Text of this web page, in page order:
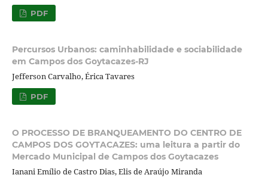
PDF
Percursos Urbanos: caminhabilidade e sociabilidade
em Campos dos Goytacazes-RJ
Jefferson Carvalho, Érica Tavares
PDF
O PROCESSO DE BRANQUEAMENTO DO CENTRO DE
CAMPOS DOS GOYTACAZES: uma leitura a partir do
Mercado Municipal de Campos dos Goytacazes
Ianani Emílio de Castro Dias, Elis de Araújo Miranda